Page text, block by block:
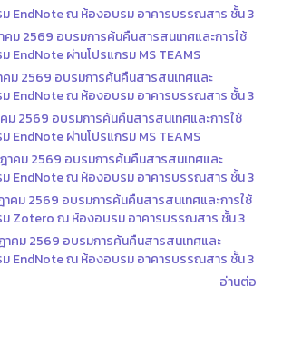
ม EndNote ณ ห้องอบรม อาคารบรรณสาร ชั้น 3
คม 2569 อบรมการค้นคืนสารสนเทศและการใช้
EndNote ผ่านโปรแกรม MS TEAMS
คม 2569 อบรมการค้นคืนสารสนเทศและ
ม EndNote ณ ห้องอบรม อาคารบรรณสาร ชั้น 3
ม 2569 อบรมการค้นคืนสารสนเทศและการใช้
EndNote ผ่านโปรแกรม MS TEAMS
าคม 2569 อบรมการค้นคืนสารสนเทศและ
ม EndNote ณ ห้องอบรม อาคารบรรณสาร ชั้น 3
าคม 2569 อบรมการค้นคืนสารสนเทศและการใช้
ม Zotero ณ ห้องอบรม อาคารบรรณสาร ชั้น 3
าคม 2569 อบรมการค้นคืนสารสนเทศและ
ม EndNote ณ ห้องอบรม อาคารบรรณสาร ชั้น 3
อ่านต่อ